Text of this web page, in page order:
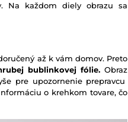
Na každom diely obrazu sa
až k vám domov. Preto
bublinkovej fólie. Obraz
pre upozornenie prepravcu
o krehkom tovare, čo